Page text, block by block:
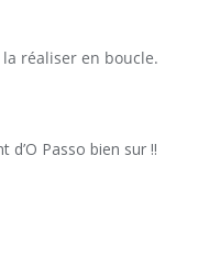
réaliser en boucle.
Passo bien sur !!